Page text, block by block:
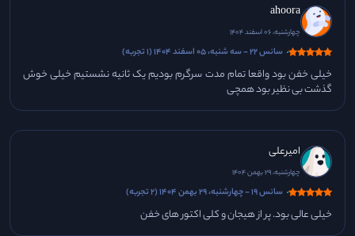
ahoora
چهارشنبه، 06 اسفند 1404
سانس 22 - سه شنبه، 05 اسفند 1404 (1 تجربه)
خیلی خفن بود واقعا تمام مدت سرگرم بودیم یک ثانیه نشستیم خیلی خوش
گذشت بی نظیر بود همچی
امیرعلی
چهارشنبه، 29 بهمن 1404
سانس 19 - چهارشنبه، 29 بهمن 1404 (2 تجربه)
خیلی عالی بود. پر از هیجان و کلی اکتور های خفن